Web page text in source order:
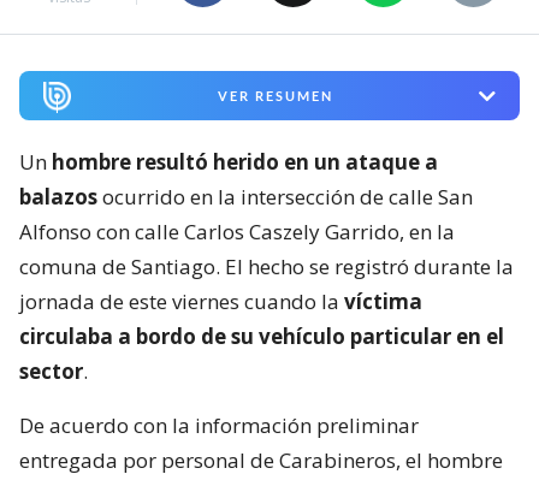
VER RESUMEN
Un hombre resultó herido en un ataque a
balazosocurrido en la intersección de calle San
Alfonso con calle Carlos Caszely Garrido, en la
comuna de Santiago. El hecho se registró durante la
jornada de este viernes cuando la víctima
circulaba a bordo de su vehículo particular en el
sector.
De acuerdo con la información preliminar
entregada por personal de Carabineros, el hombre